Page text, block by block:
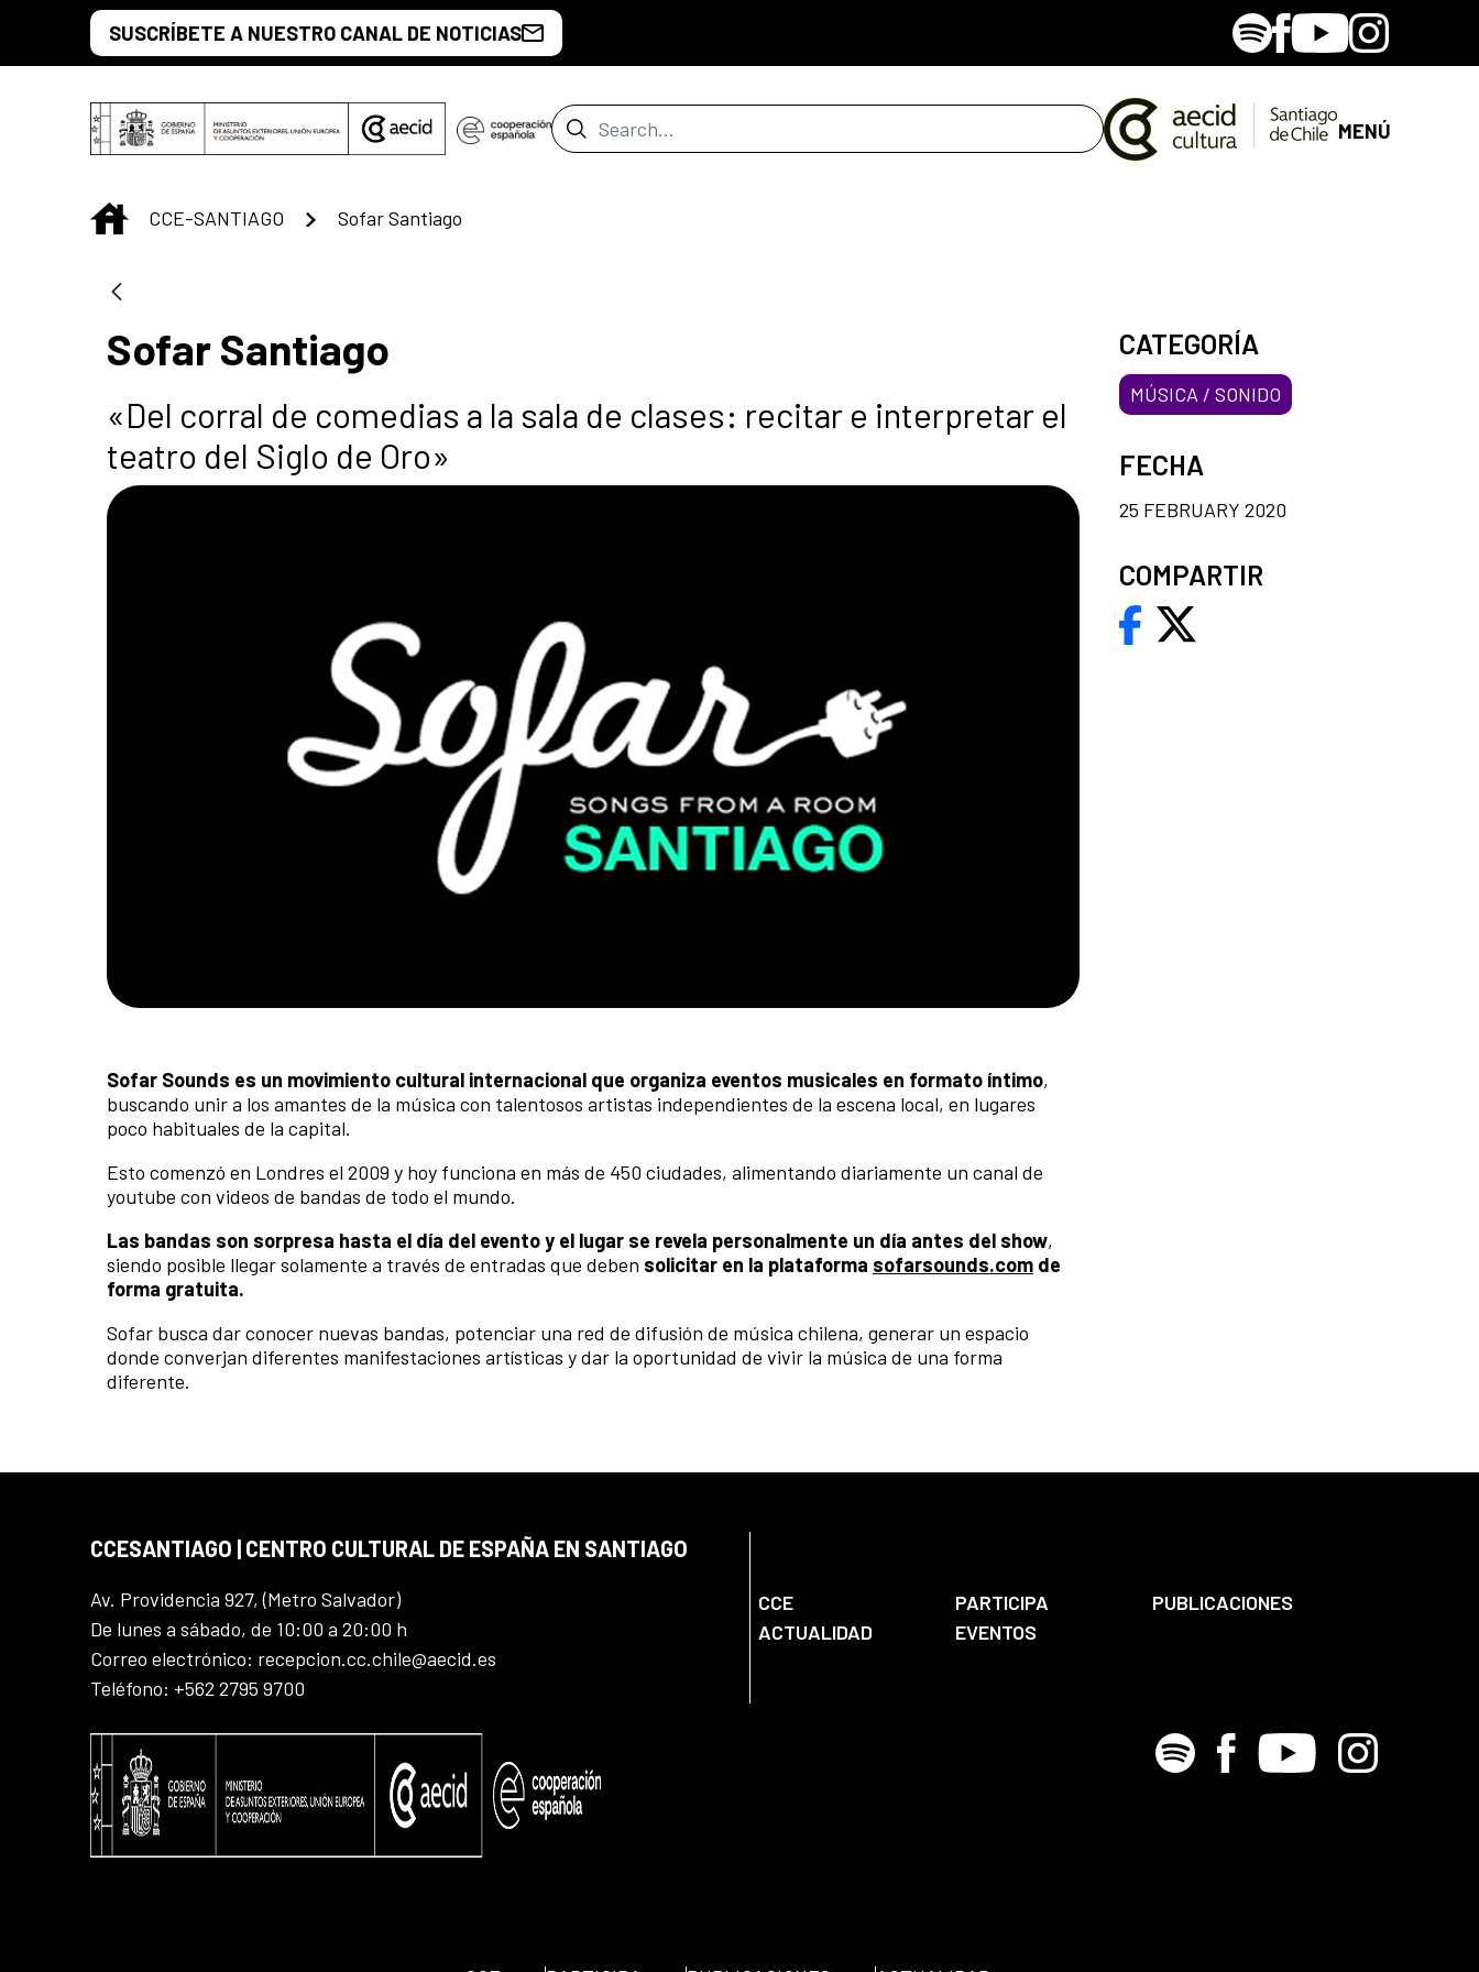
Skip to Main ContentSUSCRÍBETE A NUESTRO CANAL DE NOTICIAS SpotifyFacebook
YoutubeInstagram
Search Bar MENÚ
INICIO
CCE-SANTIAGO Sofar Santiago
Sofar Santiago
«Del corral de comedias a la sala de clases: recitar e interpretar el
teatro del Siglo de Oro»
Sofar Sounds es un movimiento cultural internacional que organiza eventos musicales en formato íntimo,
buscando unir a los amantes de la música con talentosos artistas independientes de la escena local, en lugares
poco habituales de la capital.
Esto comenzó en Londres el 2009 y hoy funciona en más de 450 ciudades, alimentando diariamente un canal de
youtube con videos de bandas de todo el mundo.
Las bandas son sorpresa hasta el día del evento y el lugar se revela personalmente un día antes del show,
siendo posible llegar solamente a través de entradas que deben solicitar en la plataforma sofarsounds.com de
forma gratuita.
Sofar busca dar conocer nuevas bandas, potenciar una red de difusión de música chilena, generar un espacio
donde converjan diferentes manifestaciones artísticas y dar la oportunidad de vivir la música de una forma
diferente.
CATEGORÍA
MÚSICA / SONIDO
FECHA
25 FEBRUARY 2020
COMPARTIR
CCESANTIAGO | CENTRO CULTURAL DE ESPAÑA EN SANTIAGO
Av. Providencia 927, (Metro Salvador)
De lunes a sábado, de 10:00 a 20:00 h
Correo electrónico: recepcion.cc.chile@aecid.es
Teléfono: +562 2795 9700
CCE PARTICIPA
PUBLICACIONES
ACTUALIDAD
EVENTOS
Spotify Facebook
Youtube Instagram